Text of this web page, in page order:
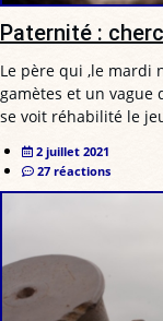
Paternité :
Le père qui ,le mardi
gamètes et un vague
se voit réhabilité le
2 juillet 2021
27 réactions